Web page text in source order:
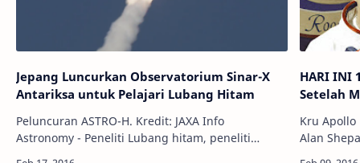
Jepang Luncurkan Observatorium Sinar-X
Antariksa untuk Pelajari Lubang Hitam
Peluncuran ASTRO-H. Kredit: JAXA Info
Astronomy - Peneliti Lubang hitam, peneliti
HARI INI
Setelah
Kru Apollo
Alan